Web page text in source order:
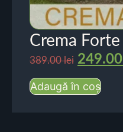
Crema Forte
389.00lei 249.00
Adaugă în coș